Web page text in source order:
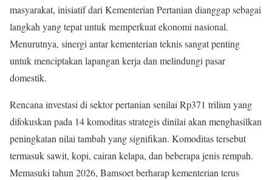
masyarakat, inisiatif dari Kementerian Pertanian dianggap sebagai
langkah yang tepat untuk memperkuat ekonomi nasional.
Menurutnya, sinergi antar kementerian teknis sangat penting
untuk menciptakan lapangan kerja dan melindungi pasar
domestik.
Rencana investasi di sektor pertanian senilai Rp371 triliun yang
difokuskan pada 14 komoditas strategis dinilai akan menghasilkan
peningkatan nilai tambah yang signifikan. Komoditas tersebut
termasuk sawit, kopi, cairan kelapa, dan beberapa jenis rempah.
Memasuki tahun 2026, Bamsoet berharap kementerian terus